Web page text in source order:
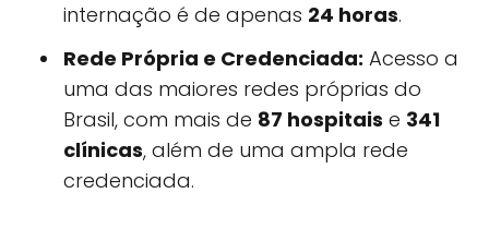
internação é de apenas 24 horas.
Rede Própria e Credenciada: Acesso a
uma das maiores redes próprias do
Brasil, com mais de 87 hospitais e 341
clínicas, além de uma ampla rede
credenciada.